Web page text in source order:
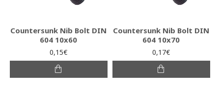
Countersunk Nib Bolt DIN
604 10x60
0,15€
Countersunk Nib Bolt DIN
604 10x70
0,17€